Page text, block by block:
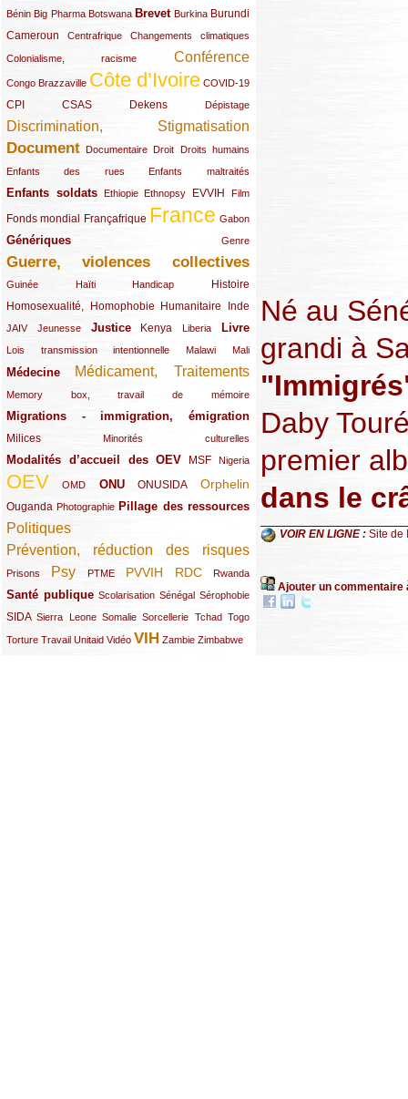
Bénin
(13/289)Big Pharma
(16/289) Botswana
(9/289) Brevet
(83/289) Burkina
(18/289) Burundi
(30/289)
Cameroun
(47/289) Centrafrique
(23/289) Changements climatiques
(10/289)
Colonialisme, racisme
(19/289) Conférence
(118/289)
Congo Brazzaville
(24/289) Côte d’Ivoire
(263/289) COVID-19
(13/289)
CPI
(48/289) CSAS
(32/289) Dekens
(29/289) Dépistage
(19/289)
Discrimination, Stigmatisation
(131/289)
Document
(145/289) Documentaire
(9/289) Droit
(20/289) Droits humains
(22/289)
Enfants des rues
(21/289) Enfants maltraités
(10/289)
Enfants soldats
(68/289) Ethiopie
(12/289) Ethnopsy
(15/289) EVVIH
(55/289) Film
(22/289)
Fonds mondial
(48/289) Françafrique
(39/289) France
(289/289) Gabon
(12/289)
Génériques
(59/289) Genre
(22/289)
Guerre, violences collectives
(149/289)
Guinée
(12/289) Haïti
(15/289) Handicap
(10/289) Histoire
(49/289)
Homosexualité, Homophobie
(44/289) Humanitaire
(47/289) Inde
(34/289)
JAIV
(10/289)Jeunesse
(21/289) Justice
(65/289) Kenya
(35/289) Liberia
(25/289) Livre
(62/289)
Lois transmission intentionnelle
(24/289) Malawi
(11/289) Mali
(21/289)
Médecine
(62/289) Médicament, Traitements
(142/289)
Memory box, travail de mémoire
(11/289)
Migrations - immigration, émigration
(67/289)
Milices
(34/289) Minorités culturelles
(15/289)
Modalités d’accueil des OEV
(58/289) MSF
(54/289) Nigeria
(27/289)
OEV
(269/289) OMD
(26/289) ONU
(58/289) ONUSIDA
(44/289) Orphelin
(112/289)
Ouganda
(29/289) Photographie
(27/289) Pillage des ressources
(77/289)
Politiques
(120/289)
Prévention, réduction des risques
(131/289)
Prisons
(22/289) Psy
(119/289) PTME
(12/289) PVVIH
(111/289) RDC
(104/289) Rwanda
(23/289)
Santé publique
(59/289) Scolarisation
(9/289) Sénégal
(13/289) Sérophobie
(19/289)
SIDA
(29/289)Sierra Leone
(13/289) Somalie
(12/289) Sorcellerie
(19/289) Tchad
(10/289) Togo
(15/289)
Torture
(17/289)Travail
(21/289) Unitaid
(26/289) Vidéo
(23/289) VIH
(154/289) Zambie
(12/289) Zimbabwe
(21/289)
Né au
grandi à
Daby
premier
dans le
VOIR EN LIGNE : Site de
Ajouter un commentaire